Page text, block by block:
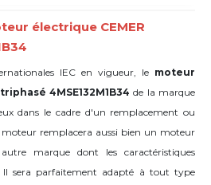
électrique CEMER
IEC en vigueur, le moteur
4MSE132M1B34 de la marque
dans le cadre d'un remplacement ou
remplacera aussi bien un moteur
marque dont les caractéristiques
Il sera parfaitement adapté à tout type